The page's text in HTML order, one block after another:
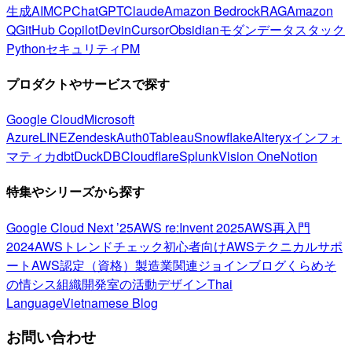
生成AIMCPChatGPTClaudeAmazon BedrockRAGAmazon
QGitHub CopilotDevinCursorObsidianモダンデータスタック
PythonセキュリティPM
プロダクトやサービスで探す
Google CloudMicrosoft
AzureLINEZendeskAuth0TableauSnowflakeAlteryxインフォ
マティカdbtDuckDBCloudflareSplunkVision OneNotion
特集やシリーズから探す
Google Cloud Next ’25AWS re:Invent 2025AWS再入門
2024AWSトレンドチェック初心者向けAWSテクニカルサポ
ートAWS認定（資格） 製造業関連ジョインブログくらめそ
の情シス組織開発室の活動デザインThai
LanguageVietnamese Blog
お問い合わせ